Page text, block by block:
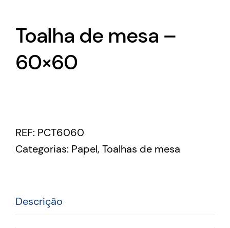
Toalha de mesa –
60×60
REF: PCT6060
Categorias: Papel, Toalhas de mesa
Descrição